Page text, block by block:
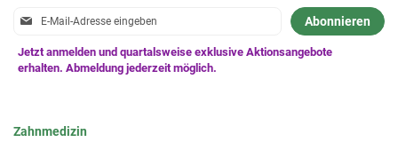
Anmeldung
Newsletter:
Abonnieren
Zahnmedizin